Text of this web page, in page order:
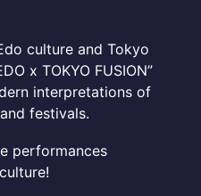
culture and Tokyo
x TOKYO FUSION”
interpretations of
festivals.
performances